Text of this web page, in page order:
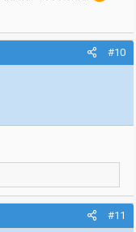
#10
#11